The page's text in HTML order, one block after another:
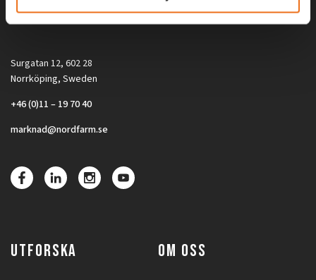
gäller inte vid köp av enskild produkt, till exempel
Surgatan 12, 602 28
Norrköping, Sweden
+46 (0)11 – 19 70 40
marknad@nordfarm.se
UTFORSKA OM OSS